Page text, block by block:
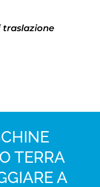
traslazione
TERRA
A